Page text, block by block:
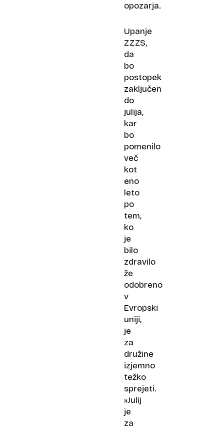
opozarja.
Upanje
ZZZS,
da
bo
postopek
zaključen
do
julija,
kar
bo
pomenilo
več
kot
eno
leto
po
tem,
ko
je
bilo
zdravilo
že
odobreno
v
Evropski
uniji,
je
za
družine
izjemno
težko
sprejeti.
»Julij
je
za